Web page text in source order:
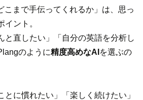
こまで手伝ってくれるか」は、思っ
ント。
と直したい」「自分の英語を分析し
のように精度高めなAI を選ぶの
とに慣れたい」「楽しく続けたい」